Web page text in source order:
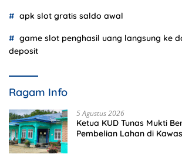
apk slot gratis saldo awal
game slot penghasil uang langsung ke
deposit
Ragam Info
5 Agustus 2026
Ketua KUD Tunas Mukti
Pembelian Lahan di